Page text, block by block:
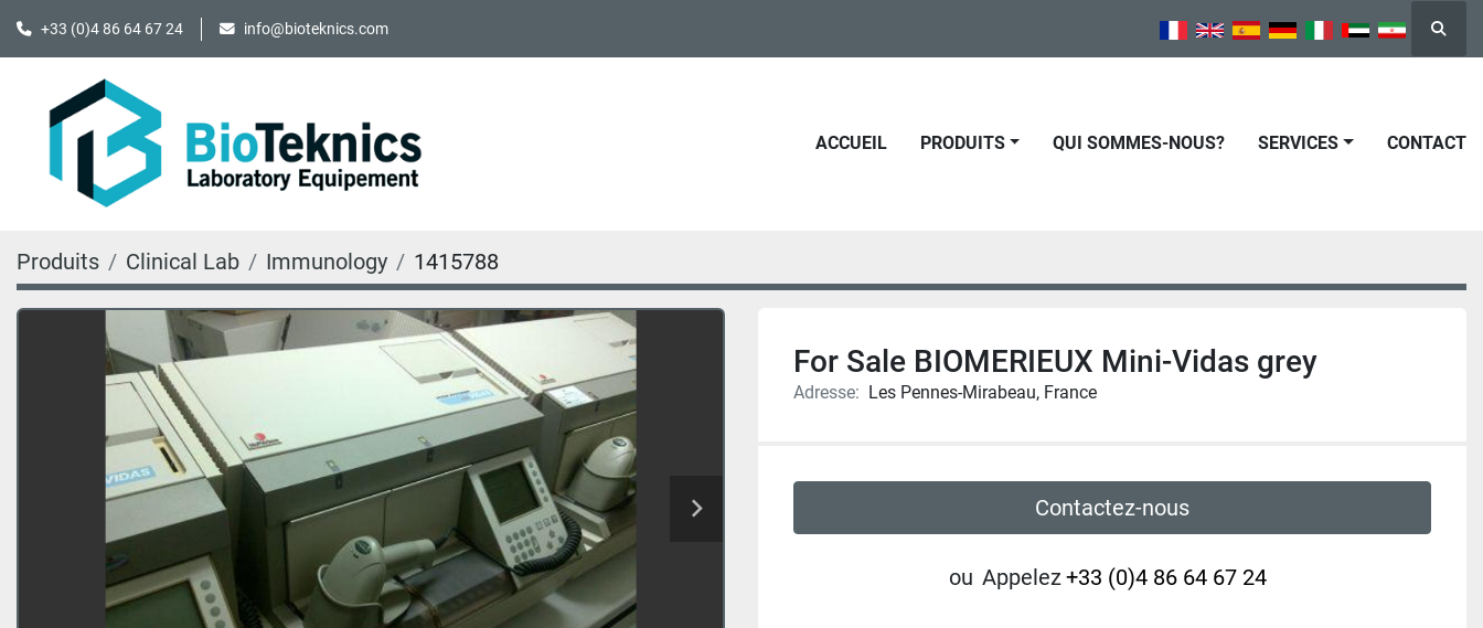
+33 (0)4 86 64 67 24 info@bioteknics.com
ACCUEIL PRODUITS QUI SOMMES-NOUS? SERVICES CONTACT
Produits Clinical Lab Immunology 1415788
For Sale BIOMERIEUX Mini-Vidas grey
Adresse: Les Pennes-Mirabeau, France
Contactez-nous
ou Appelez+33 (0)4 86 64 67 24